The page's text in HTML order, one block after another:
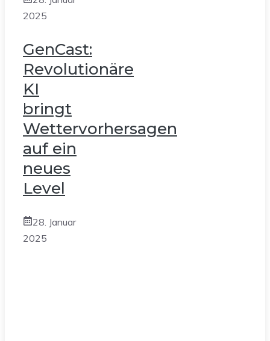
2025
GenCast:
Revolutionäre
KI
bringt
Wettervorhersagen
auf ein
neues
Level
28. Januar
2025